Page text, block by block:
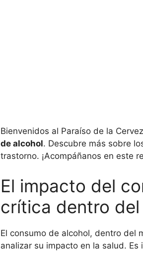
Bienvenidos al Paraíso de la
de alcohol. Descubre más sobre
trastorno. ¡Acompáñanos en este
El impacto del
crítica dentro
El consumo de alcohol, dentro del
analizar su impacto en la salud.